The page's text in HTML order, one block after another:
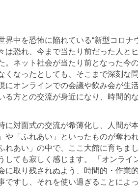
中を恐怖に陥れている“新型コロナ
は恐れ、今まで当たり前だった人と
。ネット社会が当たり前となった今
くなったとしても、そこまで深刻な
にオンラインでの会議や飲み会が生
る方との交流が身近になり、時間的
対面式の交流が希薄化し、人間が
や「ふれあい」といったものが奪わ
れあい」の中で、ここ大館に育ちま
しても寂しく感じます。 「オンライ
に取り残されぬよう、時間的・作業
ですし、それを使い過ぎることによ